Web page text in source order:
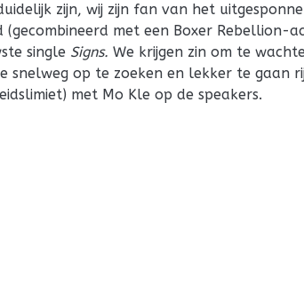
zijn, wij zijn fan van het
(gecombineerd met een Boxer Rebellion-
single Signs.We krijgen zin om te
snelweg op te zoeken en lekker te gaan
met Mo Kle op de speakers.